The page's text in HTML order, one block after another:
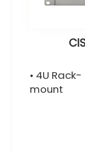
• 4U Rack-
mount